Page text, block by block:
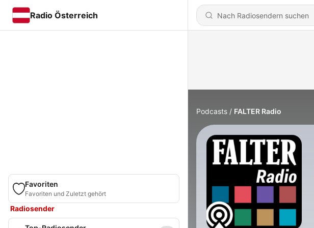
Radio Österreich
Favoriten
Favoriten und Zuletzt gehört
Radiosender
Podcasts FALTER Radio